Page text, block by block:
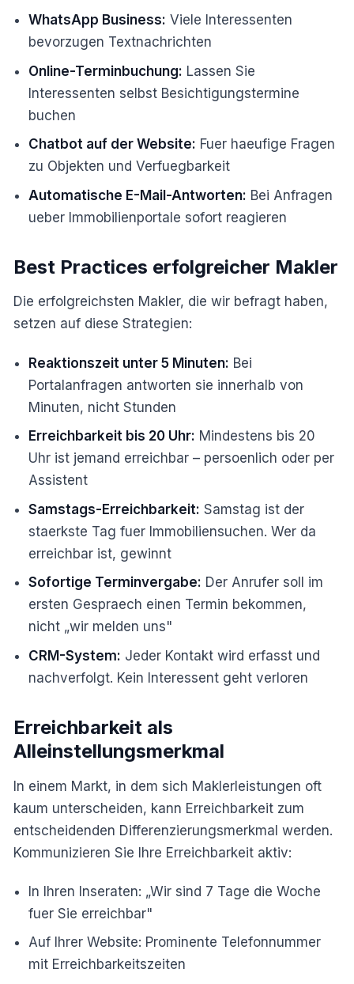
WhatsApp Business: Viele Interessenten
bevorzugen Textnachrichten
Online-Terminbuchung: Lassen Sie
Interessenten selbst Besichtigungstermine
buchen
Chatbot auf der Website: Fuer haeufige Fragen
zu Objekten und Verfuegbarkeit
Automatische E-Mail-Antworten: Bei Anfragen
ueber Immobilienportale sofort reagieren
Best Practices erfolgreicher Makler
Die erfolgreichsten Makler, die wir befragt haben,
setzen auf diese Strategien:
Reaktionszeit unter 5 Minuten: Bei
Portalanfragen antworten sie innerhalb von
Minuten, nicht Stunden
Erreichbarkeit bis 20 Uhr: Mindestens bis 20
Uhr ist jemand erreichbar – persoenlich oder per
Assistent
Samstags-Erreichbarkeit: Samstag ist der
staerkste Tag fuer Immobiliensuchen. Wer da
erreichbar ist, gewinnt
Sofortige Terminvergabe: Der Anrufer soll im
ersten Gespraech einen Termin bekommen,
nicht „wir melden uns"
CRM-System: Jeder Kontakt wird erfasst und
nachverfolgt. Kein Interessent geht verloren
Erreichbarkeit als
Alleinstellungsmerkmal
In einem Markt, in dem sich Maklerleistungen oft
kaum unterscheiden, kann Erreichbarkeit zum
entscheidenden Differenzierungsmerkmal werden.
Kommunizieren Sie Ihre Erreichbarkeit aktiv:
In Ihren Inseraten: „Wir sind 7 Tage die Woche
fuer Sie erreichbar"
Auf Ihrer Website: Prominente Telefonnummer
mit Erreichbarkeitszeiten